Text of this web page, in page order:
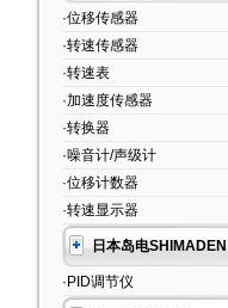
·位移传感器
·转速传感器
·转速表
·加速度传感器
·转换器
·噪音计/声级计
·位移计数器
·转速显示器
日本岛电SHIMADEN
·PID调节仪